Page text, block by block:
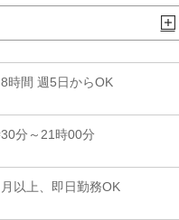
時間 週5日からOK
分～21時00分
以上、即日勤務OK